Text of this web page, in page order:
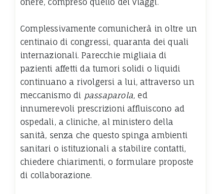
Complessivamente comunicherà in oltre un
centinaio di congressi, quaranta dei quali
internazionali. Parecchie migliaia di
pazienti affetti da tumori solidi o liquidi
continuano a rivolgersi a lui, attraverso un
meccanismo di passaparola,ed
innumerevoli prescrizioni affluiscono ad
ospedali, a cliniche, al ministero della
sanità, senza che questo spinga ambienti
sanitari o istituzionali a stabilire contatti,
chiedere chiarimenti, o formulare proposte
di collaborazione.